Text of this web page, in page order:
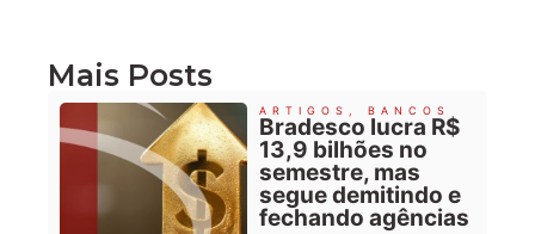
Mais Posts
ARTIGOS , BANCOS
Bradesco lucra R$
13,9 bilhões no
semestre, mas
segue demitindo e
fechando agências